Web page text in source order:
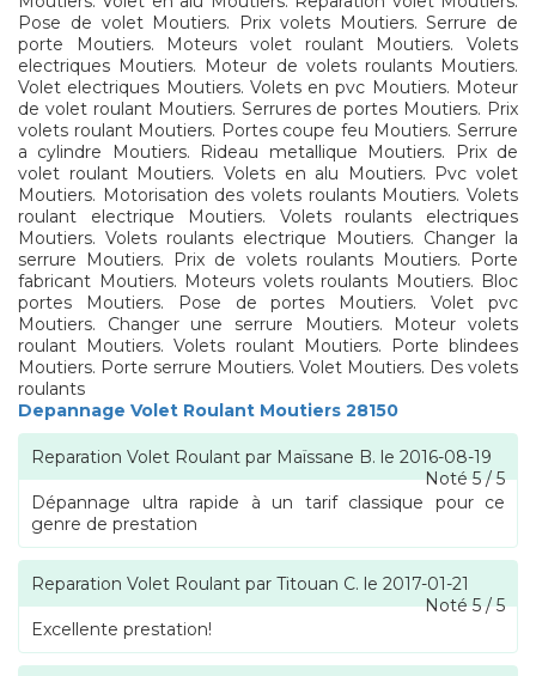
Pose de volet Moutiers. Prix volets Moutiers. Serrure de
porte Moutiers. Moteurs volet roulant Moutiers. Volets
electriques Moutiers. Moteur de volets roulants Moutiers.
Volet electriques Moutiers. Volets en pvc Moutiers. Moteur
de volet roulant Moutiers. Serrures de portes Moutiers. Prix
volets roulant Moutiers. Portes coupe feu Moutiers. Serrure
a cylindre Moutiers. Rideau metallique Moutiers. Prix de
volet roulant Moutiers. Volets en alu Moutiers. Pvc volet
Moutiers. Motorisation des volets roulants Moutiers. Volets
roulant electrique Moutiers. Volets roulants electriques
Moutiers. Volets roulants electrique Moutiers. Changer la
serrure Moutiers. Prix de volets roulants Moutiers. Porte
fabricant Moutiers. Moteurs volets roulants Moutiers. Bloc
portes Moutiers. Pose de portes Moutiers. Volet pvc
Moutiers. Changer une serrure Moutiers. Moteur volets
roulant Moutiers. Volets roulant Moutiers. Porte blindees
Moutiers. Porte serrure Moutiers. Volet Moutiers. Des volets
roulants
Depannage Volet Roulant Moutiers 28150
Reparation Volet Roulant par Maïssane B. le 2016-08-19
Noté5/5
Dépannage ultra rapide à un tarif classique pour ce
genre de prestation
Reparation Volet Roulant par Titouan C. le 2017-01-21
Noté5/5
Excellente prestation!